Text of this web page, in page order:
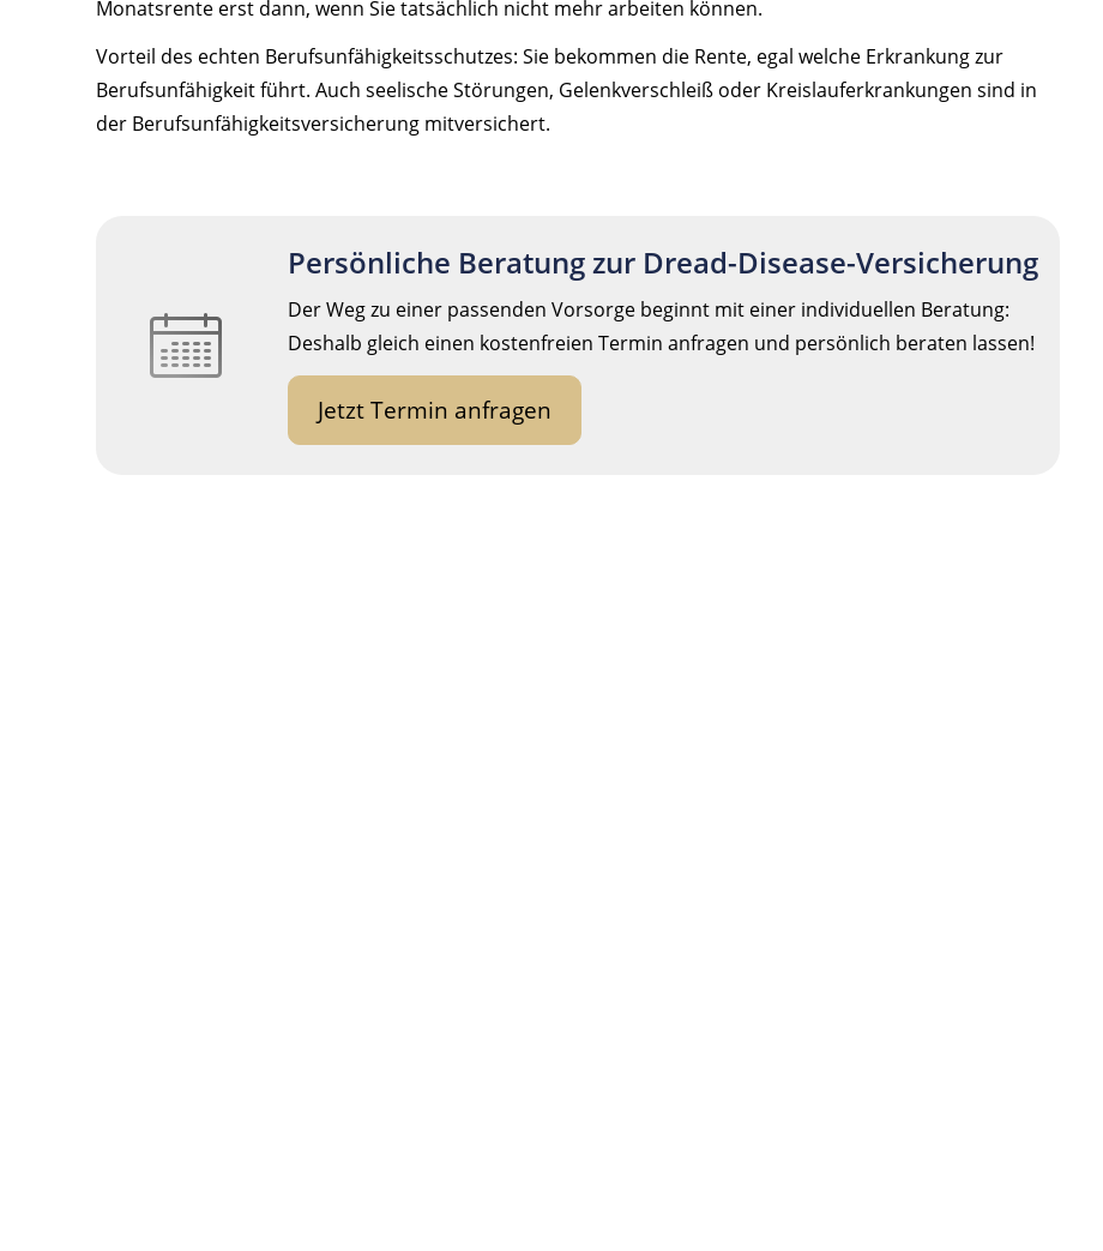
Monatsrente erst dann, wenn Sie tatsächlich nicht mehr arbeiten können.
Vorteil des echten Berufsunfähigkeitsschutzes: Sie bekommen die Rente, egal welche Erkrankung zur
Berufsunfähigkeit führt. Auch seelische Störungen, Gelenkverschleiß oder Kreislauferkrankungen sind in
der Berufsunfähigkeitsversicherung mitversichert.
Persönliche Beratung zur Dread-Disease-Versicherung
Der Weg zu einer passenden Vorsorge beginnt mit einer individuellen Beratung:
Deshalb gleich einen kostenfreien Termin anfragen und persönlich beraten lassen!
Jetzt Termin anfragen